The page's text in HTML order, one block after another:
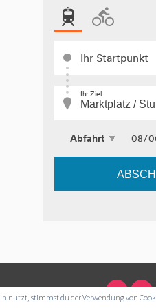
nutzt, stimmst du der Verwendung von